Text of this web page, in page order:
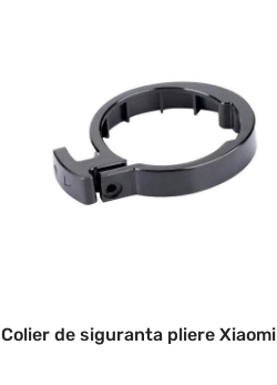
Colier de siguranta pliere Xiaomi